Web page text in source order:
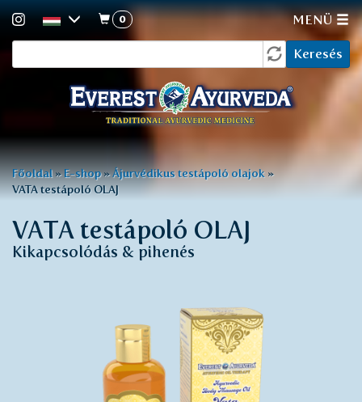
űrlap
Keresés
0 MENÜ
Jelenlegi
hely
Főoldal»E-shop»Ájurvédikus testápoló olajok »
VATA testápoló OLAJ
VATA testápoló OLAJ
Kikapcsolódás & pihenés